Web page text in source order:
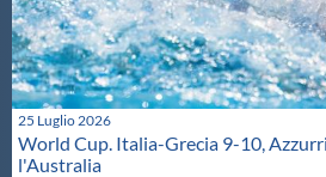
25 Luglio 2026
World Cup. Italia-Grecia 9-10,
l'Australia